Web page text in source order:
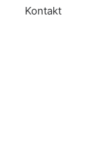
Kontakt